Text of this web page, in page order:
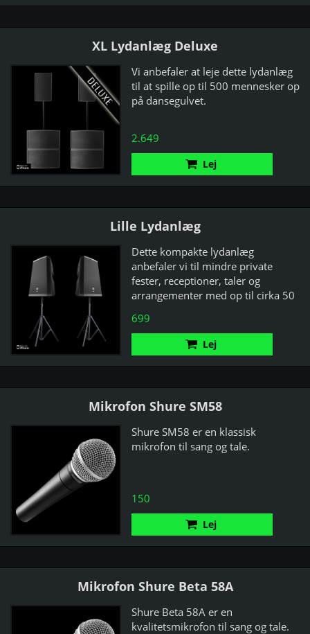
XL Lydanlæg Deluxe
Vi anbefaler at leje dette lydanlæg
til at spille op til 500 mennesker op
på dansegulvet.
2.649
Lej
Lille Lydanlæg
Dette kompakte lydanlæg
anbefaler vi til mindre private
fester, receptioner, taler og
arrangementer med op til cirka 50
699
Lej
Mikrofon Shure SM58
Shure SM58 er en klassisk
mikrofon til sang og tale.
150
Lej
Mikrofon Shure Beta 58A
Shure Beta 58A er en
kvalitetsmikrofon til sang og tale.